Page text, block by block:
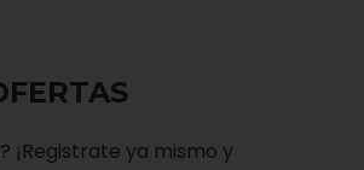
¡Registrate ya mismo y